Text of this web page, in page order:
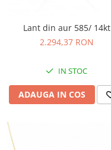
Lant din aur 585/ 14kt
2.294,37 RON
IN STOC
ADAUGA IN COS